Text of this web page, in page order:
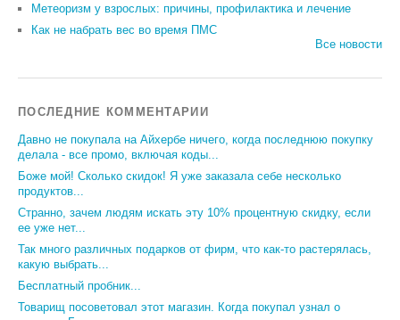
Метеоризм у взрослых: причины, профилактика и лечение
Как не набрать вес во время ПМС
Все новости
ПОСЛЕДНИЕ КОММЕНТАРИИ
Давно не покупала на Айхербе ничего, когда последнюю покупку
делала - все промо, включая коды...
Боже мой! Сколько скидок! Я уже заказала себе несколько
продуктов...
Странно, зачем людям искать эту 10% процентную скидку, если
ее уже нет...
Так много различных подарков от фирм, что как-то растерялась,
какую выбрать...
Бесплатный пробник...
Товарищ посоветовал этот магазин. Когда покупал узнал о